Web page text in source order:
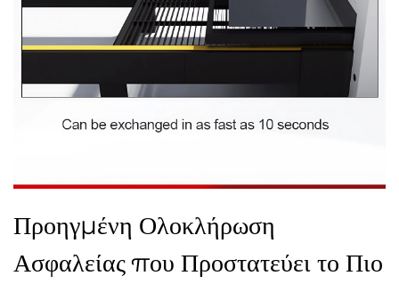
Προηγμένη Ολοκλήρωση
Ασφαλείας που Προστατεύει το Πιο